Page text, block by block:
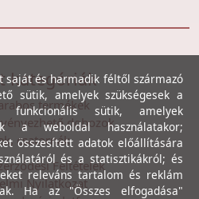
kategóriák
termékek
dobozok
csatornák
Feltételek
Nyilatkozat
saját és harmadik féltől származó
sütik, amelyek szükségesek a
funkcionális sütik, amelyek
a weboldal használatakor;
összesített adatok előállítására
és a statisztikákról; és
releváns tartalom és reklám
Ha az "Összes elfogadása"